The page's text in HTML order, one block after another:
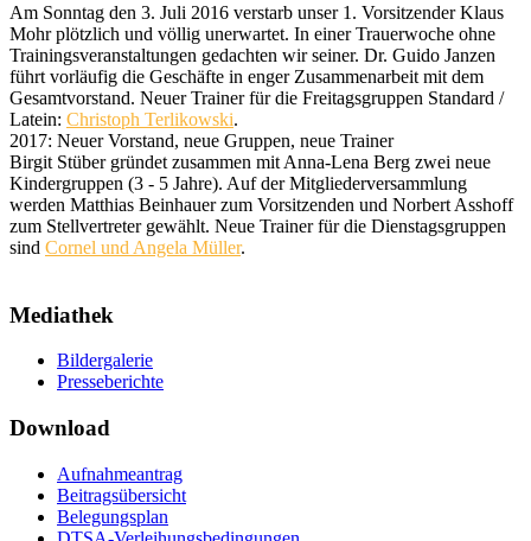
Am Sonntag den 3. Juli 2016 verstarb unser 1. Vorsitzender Klaus
Mohr plötzlich und völlig unerwartet. In einer Trauerwoche ohne
Trainingsveranstaltungen gedachten wir seiner. Dr. Guido Janzen
führt vorläufig die Geschäfte in enger Zusammenarbeit mit dem
Gesamtvorstand. Neuer Trainer für die Freitagsgruppen Standard /
Latein: Christoph Terlikowski.
2017: Neuer Vorstand, neue Gruppen, neue Trainer
Birgit Stüber gründet zusammen mit Anna-Lena Berg zwei neue
Kindergruppen (3 - 5 Jahre). Auf der Mitgliederversammlung
werden Matthias Beinhauer zum Vorsitzenden und Norbert Asshoff
zum Stellvertreter gewählt. Neue Trainer für die Dienstagsgruppen
sind Cornel und Angela Müller.
Mediathek
Bildergalerie
Presseberichte
Download
Aufnahmeantrag
Beitragsübersicht
Belegungsplan